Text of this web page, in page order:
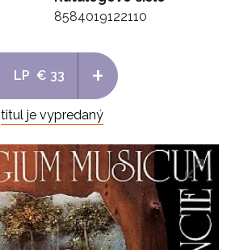
8584019122110
LP € 33 +
titul je vypredaný